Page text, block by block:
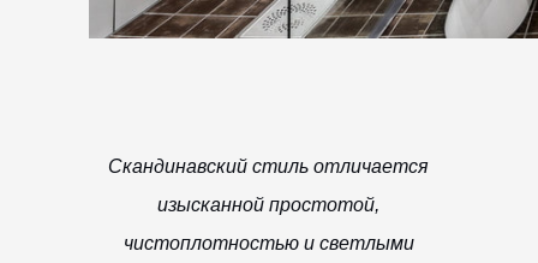
Скандинавский стиль отличается
изысканной простотой,
чистоплотностью и светлыми